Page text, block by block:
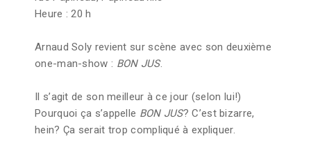
Heure : 20 h
Arnaud Soly revient sur scène avec son deuxième
one-man-show : BON JUS.
Il s’agit de son meilleur à ce jour (selon lui!)
Pourquoi ça s’appelle BON JUS? C’est bizarre,
hein? Ça serait trop compliqué à expliquer.